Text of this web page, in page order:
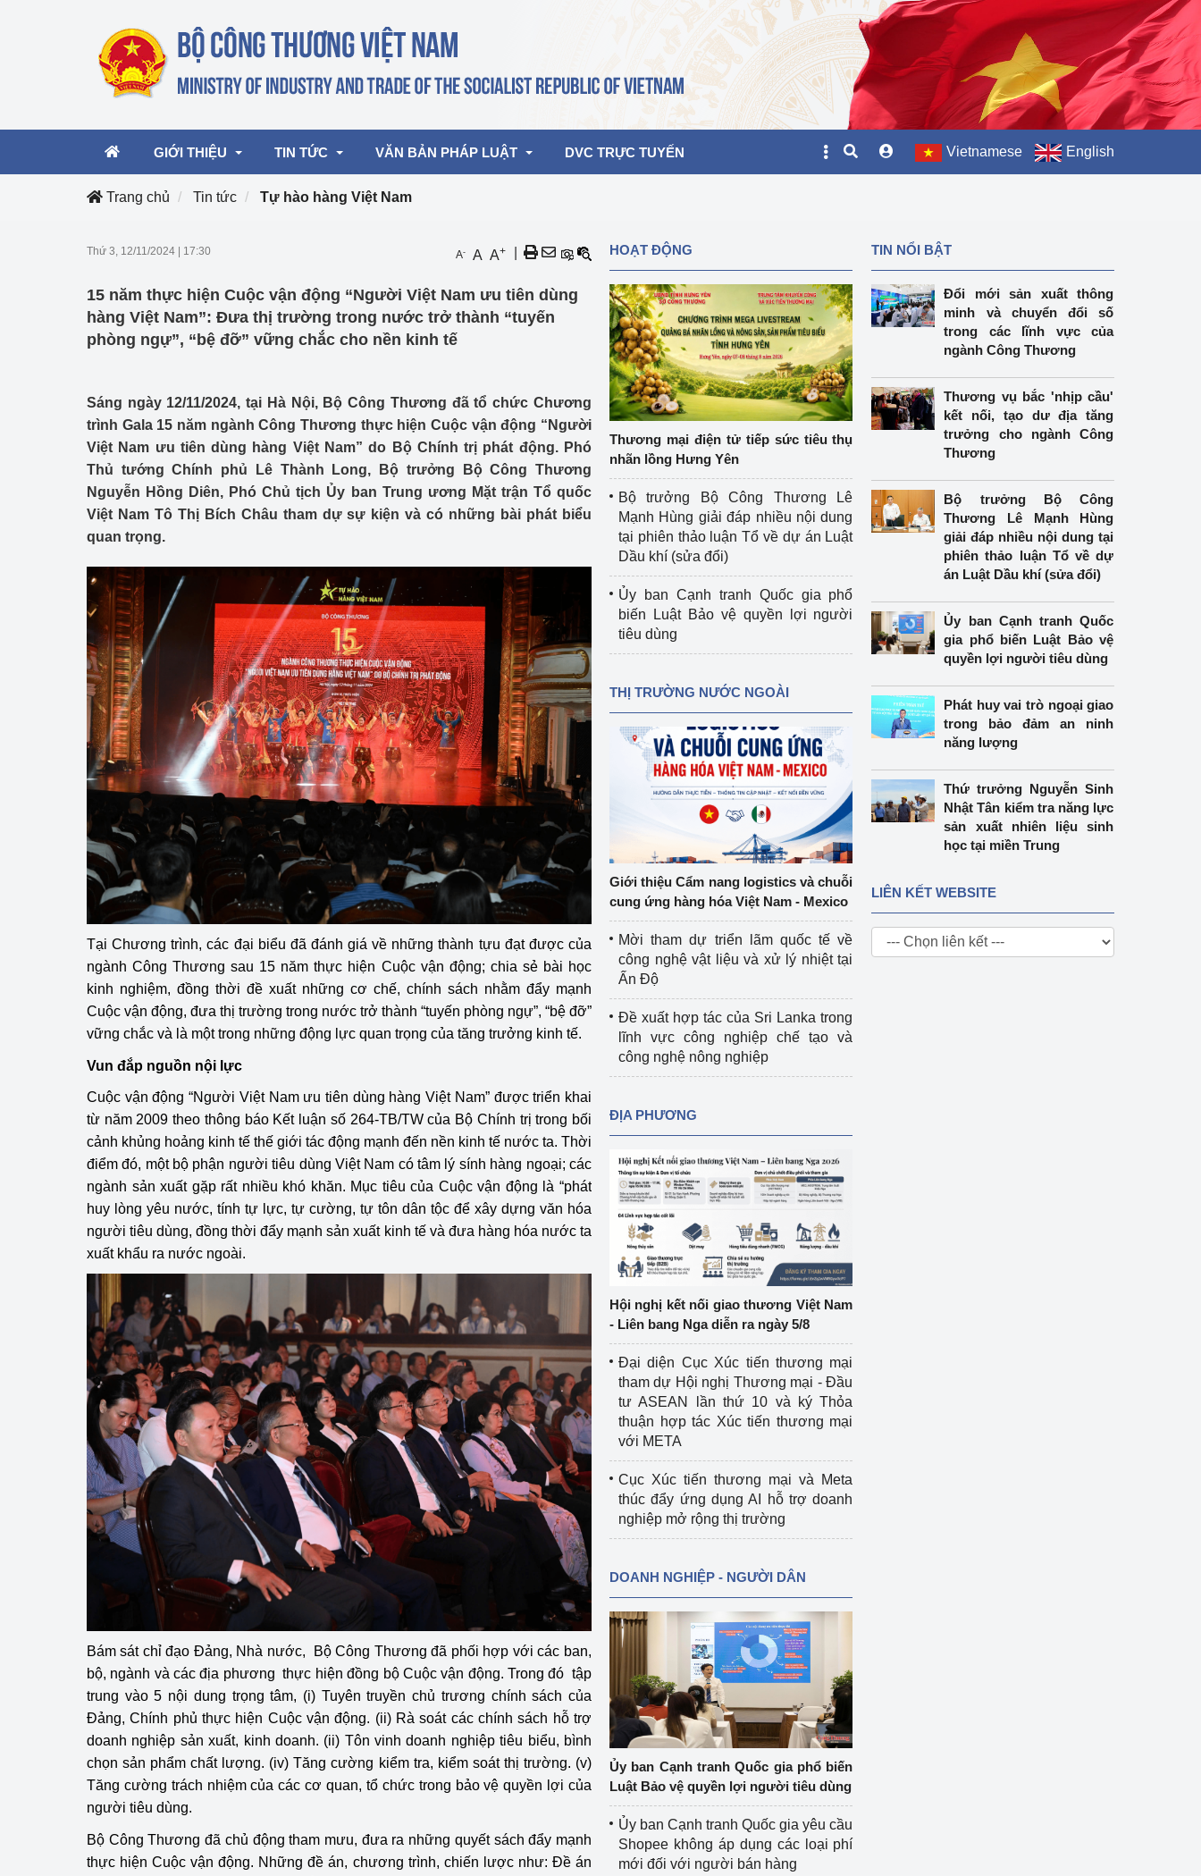
GIỚI THIỆU
Cơ cấu tổ chức
TIN TỨC
Hoạt động của Lãnh đạo Bộ
Hoạt động của các đơn vị
mại, Dịch vụ Việt Nam 2026
Công Thương 57
Công Thương - Công luận
Họp báo
Thông cáo báo chí
Điểm báo
Chuyển đổi số
Lịch sử phát triển
Bản tin Thị trường Nông Lâm Thủy sản
Phát triển nguồn nhân lực
Phát triển bền vững
Tổ chức kiểm định
Tổ chức kiểm định kỹ thuật an toàn lao
động thuộc thẩm quyền quản lý của
Bộ Công Thương
Tổ chức được cấp GCN đăng ký, hoạt
động kiểm định thiết bị, dụng cụ điện
làm việc ở môi trường không có nguy
hiểm khí, bụi nổ
Cơ sở sản xuất, sửa chữa chai chứa
Tổ chức huấn luyện, bồi dưỡng
nghiệp vụ kiểm định kỹ thuật an toàn
lao động
Văn hóa ngành Công Thương
Tái cơ cấu ngành Công Thương
Quản lý thị trường
Sử dụng năng lượng tiết kiệm và
hiệu quả
Hiệu quả năng lượng
Khoa học, công nghệ và đổi mới sáng
tạo
Thông báo
Bảo vệ môi trường Video bảo vệ môi trường
Album ảnh bảo vệ môi trường
Văn bản về môi trường
Bảo vệ nền tảng tư tưởng của Đảng
Doanh nghiệp - Người dân
Khu vực miền Trung
Khu vực miền Nam
Thị trường nước ngoàiHiệp định EVFTA
Thị trường châu Á – châu Phi
Thị trường châu Âu – châu Mỹ
Thị trường trong nước
Ngành Công Thương đưa nghị quyết
Đại hội XIV của Đảng vào cuộc sống
Phát triển công nghiệpCông nghiệp nền tảng
Chính sách
Sản xuất công nghiệp
Phát triển năng lượng
VĂN BẢN PHÁP LUẬT
Văn bản hợp nhất
DVC TRỰC TUYẾN Vietnamese English
Trang chủ Tin tức Tự hào hàng Việt Nam
Thứ 3, 12/11/2024 17:30 A- A A+
15 năm thực hiện Cuộc vận động “Người Việt Nam ưu tiên dùng
hàng Việt Nam”: Đưa thị trường trong nước trở thành “tuyến
phòng ngự”, “bệ đỡ” vững chắc cho nền kinh tế
Sáng ngày 12/11/2024, tại Hà Nội, Bộ Công Thương đã tổ chức Chương
trình Gala 15 năm ngành Công Thương thực hiện Cuộc vận động “Người
Việt Nam ưu tiên dùng hàng Việt Nam” do Bộ Chính trị phát động. Phó
Thủ tướng Chính phủ Lê Thành Long, Bộ trưởng Bộ Công Thương
Nguyễn Hồng Diên, Phó Chủ tịch Ủy ban Trung ương Mặt trận Tổ quốc
Việt Nam Tô Thị Bích Châu tham dự sự kiện và có những bài phát biểu
quan trọng.
Tại Chương trình, các đại biểu đã đánh giá về những thành tựu đạt được của
ngành Công Thương sau 15 năm thực hiện Cuộc vận động; chia sẻ bài học
kinh nghiệm, đồng thời đề xuất những cơ chế, chính sách nhằm đẩy mạnh
Cuộc vận động, đưa thị trường trong nước trở thành “tuyến phòng ngự”, “bệ đỡ”
vững chắc và là một trong những động lực quan trọng của tăng trưởng kinh tế.
Vun đắp nguồn nội lực
Cuộc vận động “Người Việt Nam ưu tiên dùng hàng Việt Nam” được triển khai
từ năm 2009 theo thông báo Kết luận số 264-TB/TW của Bộ Chính trị trong bối
cảnh khủng hoảng kinh tế thế giới tác động mạnh đến nền kinh tế nước ta. Thời
điểm đó, một bộ phận người tiêu dùng Việt Nam có tâm lý sính hàng ngoại; các
ngành sản xuất gặp rất nhiều khó khăn. Mục tiêu của Cuộc vận động là “phát
huy lòng yêu nước, tính tự lực, tự cường, tự tôn dân tộc để xây dựng văn hóa
người tiêu dùng, đồng thời đẩy mạnh sản xuất kinh tế và đưa hàng hóa nước ta
xuất khẩu ra nước ngoài.
Bám sát chỉ đạo Đảng, Nhà nước, Bộ Công Thương đã phối hợp với các ban,
bộ, ngành và các địa phương thực hiện đồng bộ Cuộc vận động. Trong đó tập
trung vào 5 nội dung trọng tâm, (i) Tuyên truyền chủ trương chính sách của
Đảng, Chính phủ thực hiện Cuộc vận động. (ii) Rà soát các chính sách hỗ trợ
doanh nghiệp sản xuất, kinh doanh. (ii) Tôn vinh doanh nghiệp tiêu biểu, bình
chọn sản phẩm chất lượng. (iv) Tăng cường kiểm tra, kiểm soát thị trường. (v)
Tăng cường trách nhiệm của các cơ quan, tổ chức trong bảo vệ quyền lợi của
người tiêu dùng.
Bộ Công Thương đã chủ động tham mưu, đưa ra những quyết sách đẩy mạnh
thực hiện Cuộc vận động. Những đề án, chương trình, chiến lược như: Đề án
HOẠT ĐỘNG
Thương mại điện tử tiếp sức tiêu thụ
nhãn lồng Hưng Yên
Bộ trưởng Bộ Công Thương Lê
Mạnh Hùng giải đáp nhiều nội dung
tại phiên thảo luận Tổ về dự án Luật
Dầu khí (sửa đổi)
Ủy ban Cạnh tranh Quốc gia phổ
biến Luật Bảo vệ quyền lợi người
tiêu dùng
THỊ TRƯỜNG NƯỚC NGOÀI
Giới thiệu Cẩm nang logistics và chuỗi
cung ứng hàng hóa Việt Nam - Mexico
Mời tham dự triển lãm quốc tế về
công nghệ vật liệu và xử lý nhiệt tại
Ấn Độ
Đề xuất hợp tác của Sri Lanka trong
lĩnh vực công nghiệp chế tạo và
công nghệ nông nghiệp
ĐỊA PHƯƠNG
Hội nghị kết nối giao thương Việt Nam
- Liên bang Nga diễn ra ngày 5/8
Đại diện Cục Xúc tiến thương mại
tham dự Hội nghị Thương mại - Đầu
tư ASEAN lần thứ 10 và ký Thỏa
thuận hợp tác Xúc tiến thương mại
với META
Cục Xúc tiến thương mại và Meta
thúc đẩy ứng dụng AI hỗ trợ doanh
nghiệp mở rộng thị trường
DOANH NGHIỆP - NGƯỜI DÂN
Ủy ban Cạnh tranh Quốc gia phổ biến
Luật Bảo vệ quyền lợi người tiêu dùng
Ủy ban Cạnh tranh Quốc gia yêu cầu
Shopee không áp dụng các loại phí
mới đối với người bán hàng
TIN NỔI BẬT
Đổi mới sản xuất thông
minh và chuyển đổi số
trong các lĩnh vực của
ngành Công Thương
Thương vụ bắc 'nhịp cầu'
kết nối, tạo dư địa tăng
trưởng cho ngành Công
Thương
Bộ trưởng Bộ Công
Thương Lê Mạnh Hùng
giải đáp nhiều nội dung tại
phiên thảo luận Tổ về dự
án Luật Dầu khí (sửa đổi)
Ủy ban Cạnh tranh Quốc
gia phổ biến Luật Bảo vệ
quyền lợi người tiêu dùng
Phát huy vai trò ngoại giao
trong bảo đảm an ninh
năng lượng
Thứ trưởng Nguyễn Sinh
Nhật Tân kiểm tra năng lực
sản xuất nhiên liệu sinh
học tại miền Trung
LIÊN KẾT WEBSITE